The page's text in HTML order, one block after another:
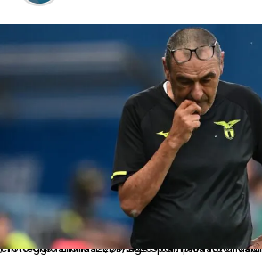
Cm Reggio Emilia 14/09/2025 - campionato di calcio serie A / Sassuolo-Lazio / foto Cristiano Mazzi/Image Sport